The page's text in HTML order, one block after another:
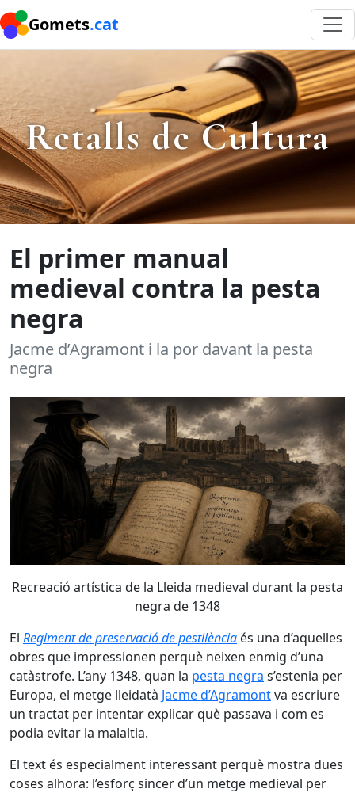
Gomets.cat
Retalls de Cultura
El primer manual
medieval contra la pesta
negra
Jacme d’Agramont i la por davant la pesta
negra
Recreació artística de la Lleida medieval durant la pesta
negra de 1348
El Regiment de preservació de pestilència és una d’aquelles
obres que impressionen perquè neixen enmig d’una
catàstrofe. L’any 1348, quan la pesta negra s’estenia per
Europa, el metge lleidatà Jacme d’Agramontva escriure
un tractat per intentar explicar què passava i com es
podia evitar la malaltia.
El text és especialment interessant perquè mostra dues
coses alhora: l’esforç sincer d’un metge medieval per